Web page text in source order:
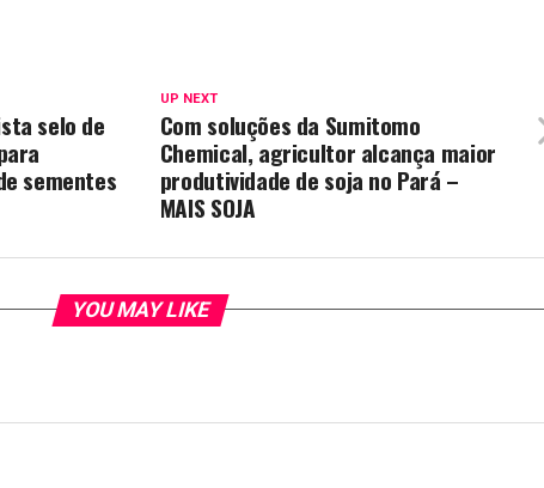
UP NEXT
Com soluções da Sumitomo
Chemical, agricultor alcança maior
produtividade de soja no Pará –
MAIS SOJA
selo de
sementes
YOU MAY LIKE